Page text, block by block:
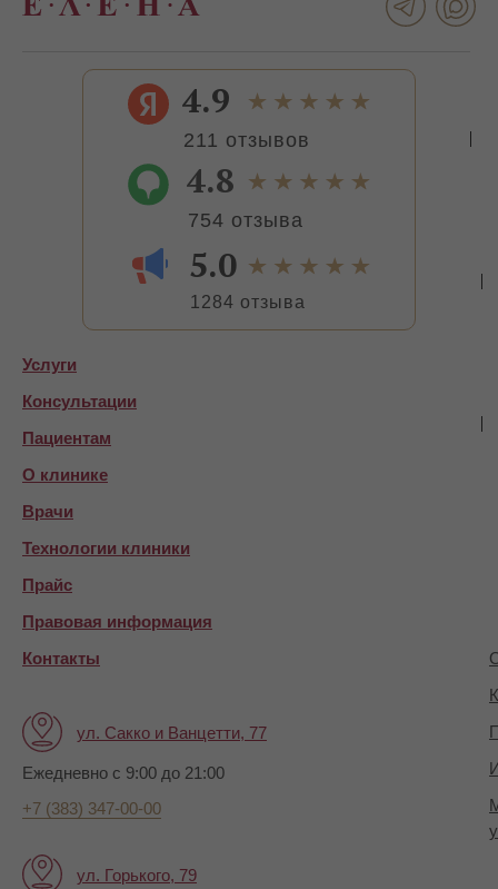
Пациентам
Консультации
Прайс
Услуги
Ежедневно с 9:00 до 21:00
+7 (383) 347-00-00
ул. Сакко и Ванцетти, 77
ул. Горького, 79
О клинике
Технологии клиники
Врачи
Правовая информация
Контакты
211 отзывов
4.9
754 отзыва
4.8
1284 отзыва
5.0